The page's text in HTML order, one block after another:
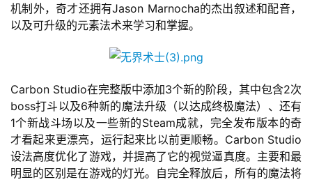
游
手
机
游
戏
机制外，奇才还拥有Jason Marnocha的杰出叙述和配音，
以及可升级的元素法术来学习和掌握。
Carbon Studio在完整版中添加3个新的阶段，其中包含2次
boss打斗以及6种新的魔法升级（以达成终极魔法）、还有
1个新战斗场以及一些新的Steam成就，完全发布版本的奇
才看起来更漂亮，运行起来比以前更顺畅。Carbon Studio
设法高度优化了游戏，并提高了它的视觉逼真度。主要和最
明显的区别是在游戏的灯光。自完全释放后，所有的魔法将